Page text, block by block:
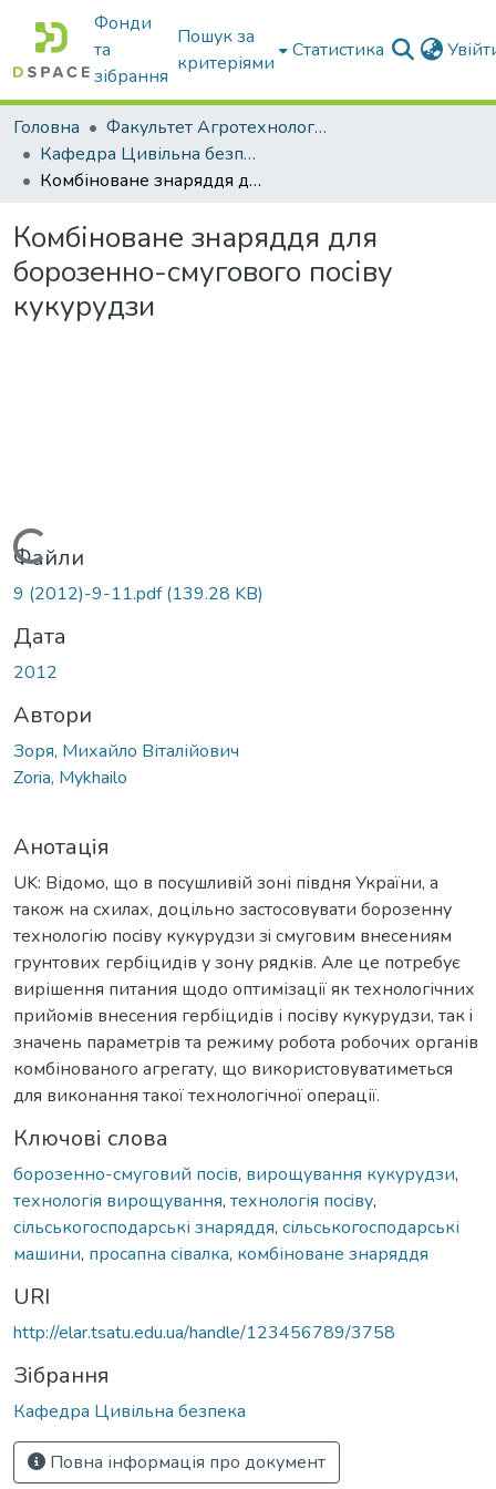
Фонди
та
зібрання
Пошук за
критеріями
Статистика
Головна
Факультет Агротехнологій та екології
Кафедра Цивільна безпека
Комбіноване знаряддя для борозенно-смугового посіву кукурудзи
Комбіноване знаряддя для
борозенно-смугового посіву
кукурудзи
Вантажиться...
Файли
9 (2012)-9-11.pdf(139.28 KB)
Дата
2012
Автори
Зоря, Михайло Віталійович
Zoria, Mykhailo
Анотація
UK: Відомо, що в посушливій зоні півдня України, а
також на схилах, доцільно застосовувати борозенну
технологію пociвy кукурудзи зi смуговим внесениям
грунтових гербіцидів у зону рядків. Але це потребує
вирішення питания щодо оптимізації як технологічних
прийомів внесения гербіцидів і посіву кукурудзи, так i
значень параметрів та режиму робота робочих органів
комбінованого агрегату, що використовуватиметься
для виконання такої технологічної oпepaції.
Ключові слова
борозенно-смуговий посів, вирощування кукурудзи,
технологія вирощування, технологія пociву,
сільськогосподарські знаряддя, сільськогосподарські
машини, просапна сівалка, комбіноване знаряддя
URI
http://elar.tsatu.edu.ua/handle/123456789/3758
Зібрання
Кафедра Цивільна безпека
Повна інформація про документ